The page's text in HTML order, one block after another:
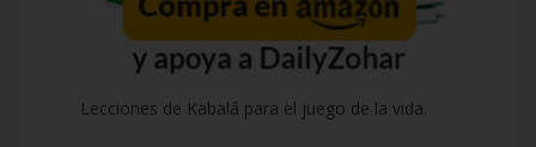
Lecciones de Kabalá para el juego de la vida.